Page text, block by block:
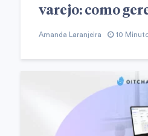
varejo: como
Amanda Laranjeira 10